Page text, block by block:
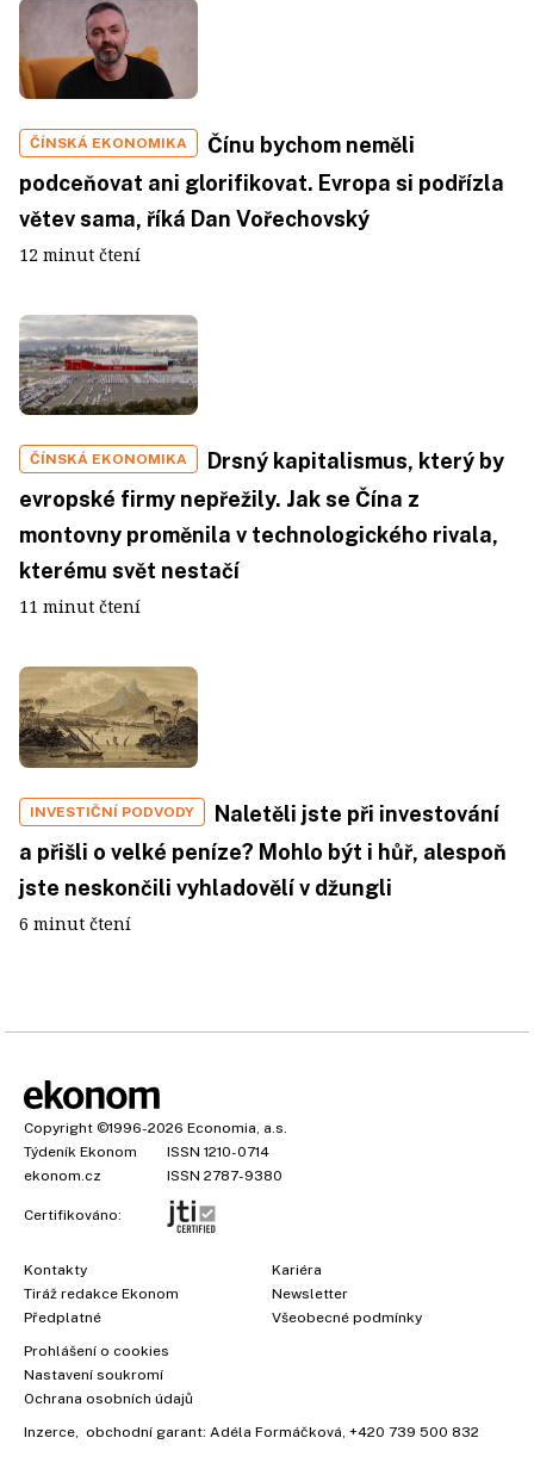
ČÍNSKÁ EKONOMIKA
Čínu bychom neměli
podceňovat ani glorifikovat. Evropa si podřízla
větev sama, říká Dan Vořechovský
12 minut čtení
ČÍNSKÁ EKONOMIKA
Drsný kapitalismus, který by
evropské firmy nepřežily. Jak se Čína z
montovny proměnila v technologického rivala,
kterému svět nestačí
11 minut čtení
INVESTIČNÍ PODVODY
Naletěli jste při investování
a přišli o velké peníze? Mohlo být i hůř, alespoň
jste neskončili vyhladovělí v džungli
6 minut čtení
Copyright ©1996-2026 Economia, a.s.
Týdeník Ekonom
ISSN 1210-0714
ekonom.cz
ISSN 2787-9380
Certifikováno:
Kontakty
Tiráž redakce Ekonom
Předplatné
Kariéra
Newsletter
Všeobecné podmínky
Prohlášení o cookies
Nastavení soukromí
Ochrana osobních údajů
Inzerce , obchodní garant: Adéla Formáčková +420 739 500 832